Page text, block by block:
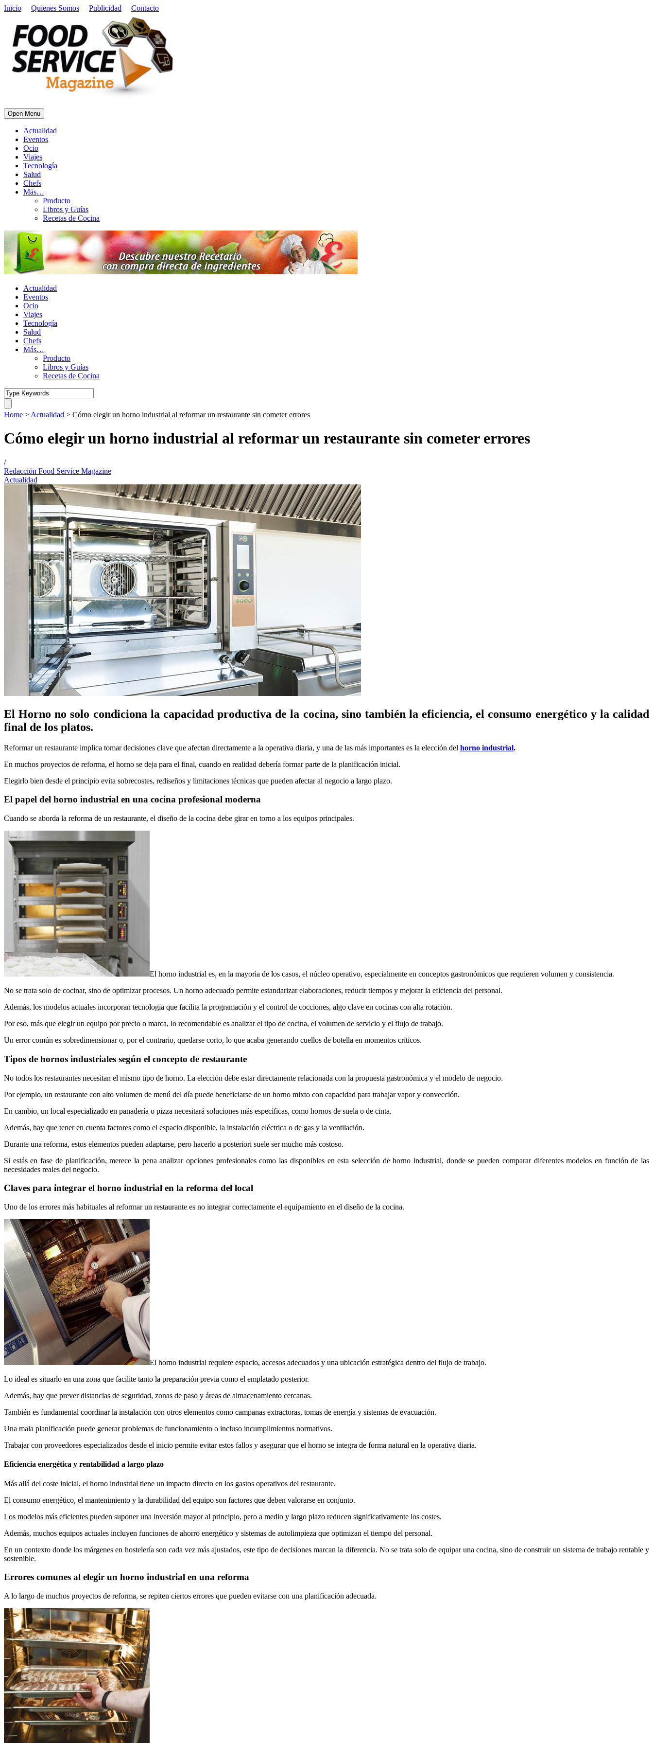
Inicio Quienes Somos Publicidad Contacto
Open Menu
Actualidad
Eventos
Ocio
Viajes
Tecnología
Salud
Chefs
Más…
Producto
Libros y Guías
Recetas de Cocina
Actualidad
Eventos
Ocio
Viajes
Tecnología
Salud
Chefs
Más…
Producto
Libros y Guías
Recetas de Cocina
Home > Actualidad > Cómo elegir un horno industrial al reformar un restaurante sin cometer errores
Cómo elegir un horno industrial al reformar un restaurante sin cometer errores
/
Redacción Food Service Magazine
Actualidad
El Horno no solo condiciona la capacidad productiva de la cocina, sino también la eficiencia, el consumo energético y la calidad
final de los platos.
Reformar un restaurante implica tomar decisiones clave que afectan directamente a la operativa diaria, y una de las más importantes es la elección del horno industrial.
En muchos proyectos de reforma, el horno se deja para el final, cuando en realidad debería formar parte de la planificación inicial.
Elegirlo bien desde el principio evita sobrecostes, rediseños y limitaciones técnicas que pueden afectar al negocio a largo plazo.
El papel del horno industrial en una cocina profesional moderna
Cuando se aborda la reforma de un restaurante, el diseño de la cocina debe girar en torno a los equipos principales.
El horno industrial es, en la mayoría de los casos, el núcleo operativo, especialmente en conceptos gastronómicos que requieren volumen y consistencia.
No se trata solo de cocinar, sino de optimizar procesos. Un horno adecuado permite estandarizar elaboraciones, reducir tiempos y mejorar la eficiencia del personal.
Además, los modelos actuales incorporan tecnología que facilita la programación y el control de cocciones, algo clave en cocinas con alta rotación.
Por eso, más que elegir un equipo por precio o marca, lo recomendable es analizar el tipo de cocina, el volumen de servicio y el flujo de trabajo.
Un error común es sobredimensionar o, por el contrario, quedarse corto, lo que acaba generando cuellos de botella en momentos críticos.
Tipos de hornos industriales según el concepto de restaurante
No todos los restaurantes necesitan el mismo tipo de horno. La elección debe estar directamente relacionada con la propuesta gastronómica y el modelo de negocio.
Por ejemplo, un restaurante con alto volumen de menú del día puede beneficiarse de un horno mixto con capacidad para trabajar vapor y convección.
En cambio, un local especializado en panadería o pizza necesitará soluciones más específicas, como hornos de suela o de cinta.
Además, hay que tener en cuenta factores como el espacio disponible, la instalación eléctrica o de gas y la ventilación.
Durante una reforma, estos elementos pueden adaptarse, pero hacerlo a posteriori suele ser mucho más costoso.
Si estás en fase de planificación, merece la pena analizar opciones profesionales como las disponibles en esta selección de horno industrial, donde se pueden comparar diferentes modelos en función de las
necesidades reales del negocio.
Claves para integrar el horno industrial en la reforma del local
Uno de los errores más habituales al reformar un restaurante es no integrar correctamente el equipamiento en el diseño de la cocina.
El horno industrial requiere espacio, accesos adecuados y una ubicación estratégica dentro del flujo de trabajo.
Lo ideal es situarlo en una zona que facilite tanto la preparación previa como el emplatado posterior.
Además, hay que prever distancias de seguridad, zonas de paso y áreas de almacenamiento cercanas.
También es fundamental coordinar la instalación con otros elementos como campanas extractoras, tomas de energía y sistemas de evacuación.
Una mala planificación puede generar problemas de funcionamiento o incluso incumplimientos normativos.
Trabajar con proveedores especializados desde el inicio permite evitar estos fallos y asegurar que el horno se integra de forma natural en la operativa diaria.
Eficiencia energética y rentabilidad a largo plazo
Más allá del coste inicial, el horno industrial tiene un impacto directo en los gastos operativos del restaurante.
El consumo energético, el mantenimiento y la durabilidad del equipo son factores que deben valorarse en conjunto.
Los modelos más eficientes pueden suponer una inversión mayor al principio, pero a medio y largo plazo reducen significativamente los costes.
Además, muchos equipos actuales incluyen funciones de ahorro energético y sistemas de autolimpieza que optimizan el tiempo del personal.
En un contexto donde los márgenes en hostelería son cada vez más ajustados, este tipo de decisiones marcan la diferencia. No se trata solo de equipar una cocina, sino de construir un sistema de trabajo rentable y
sostenible.
Errores comunes al elegir un horno industrial en una reforma
A lo largo de muchos proyectos de reforma, se repiten ciertos errores que pueden evitarse con una planificación adecuada.